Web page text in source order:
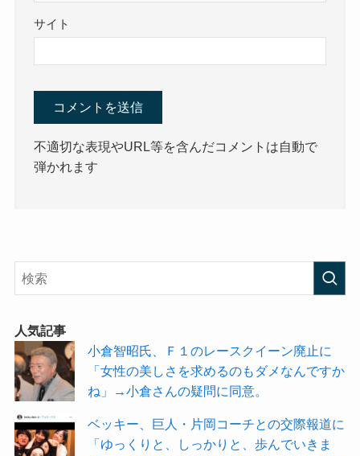
サイト
不適切な表現やURL等を含んだコメントは自動で
弾かれます
人気記事
小倉智昭氏、Ｆ１のレースクイーン廃止に
「女性の美しさを求めるのもダメなんですか
ね」→小倉さんの疑問に同意。
ベッキー、巨人・片岡コーチとの交際報道に
「ゆっくりと、しっかりと、歩んでいきま